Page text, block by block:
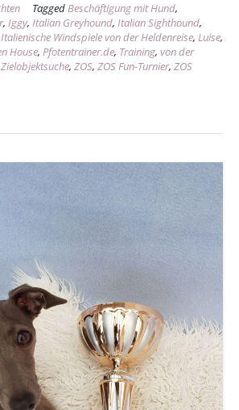
TaggedBeschäftigung mit Hund,
, Iggy, Italian Greyhound, Italian Sighthound,
Italienische Windspiele von der Heldenreise, Luise,
House, Pfotentrainer.de, Training, von der
Zielobjektsuche, ZOS, ZOS Fun-Turnier, ZOS